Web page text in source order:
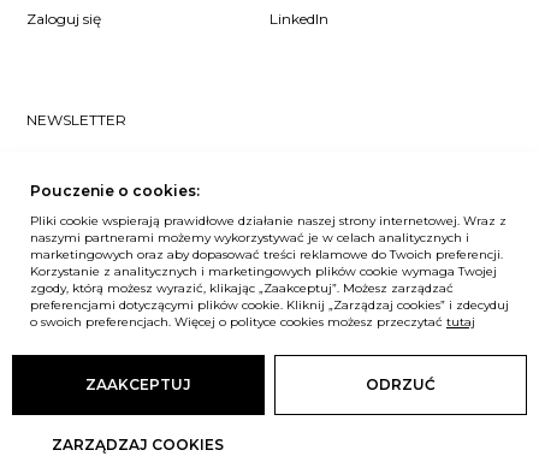
Zaloguj się LinkedIn
NEWSLETTER
się do naszego #nospam newslettera!
ZAPISZ MNIE
Unia Europejska
Pouczenie o cookies:
Pliki cookie wspierają prawidłowe działanie naszej strony internetowej. Wraz z
naszymi partnerami możemy wykorzystywać je w celach analitycznych i
marketingowych oraz aby dopasować treści reklamowe do Twoich preferencji.
Korzystanie z analitycznych i marketingowych plików cookie wymaga Twojej
zgody, którą możesz wyrazić, klikając „Zaakceptuj”. Możesz zarządzać
preferencjami dotyczącymi plików cookie. Kliknij „Zarządzaj cookies” i zdecyduj
o swoich preferencjach. Więcej o polityce cookies możesz przeczytać tutaj
ZAAKCEPTUJ ODRZUĆ
ZARZĄDZAJ COOKIES